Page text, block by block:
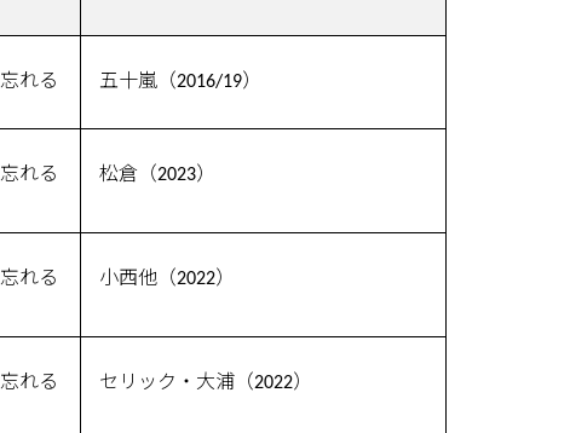
忘れる 五十嵐（2016/19）
忘れる 松倉（2023）
忘れる 小西他（2022）
忘れる セリック・大浦（2022）